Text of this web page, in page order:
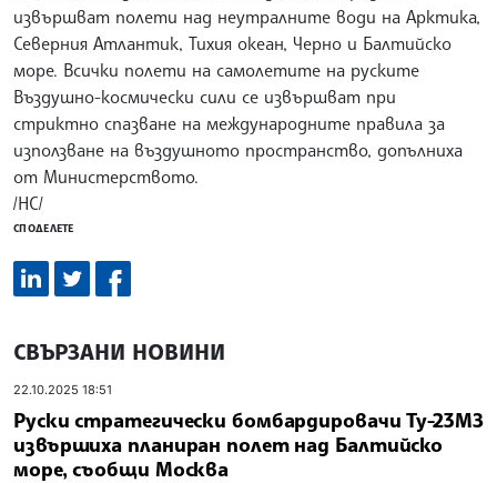
извършват полети над неутралните води на Арктика,
Северния Атлантик, Тихия океан, Черно и Балтийско
море. Всички полети на самолетите на руските
Въздушно-космически сили се извършват при
стриктно спазване на международните правила за
използване на въздушното пространство, допълниха
от Министерството.
/НС/
СПОДЕЛЕТЕ
СВЪРЗАНИ НОВИНИ
22.10.2025 18:51
Руски стратегически бомбардировачи Ту-23МЗ
извършиха планиран полет над Балтийско
море, съобщи Москва